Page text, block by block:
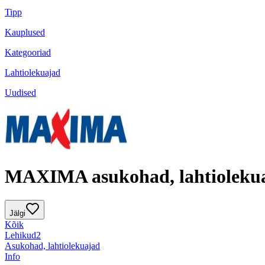
Tipp
Kauplused
Kategooriad
Lahtiolekuajad
Uudised
MAXIMA asukohad,
Jälgi
Kõik
Lehikud2
Asukohad, lahtiolekuajad
Info